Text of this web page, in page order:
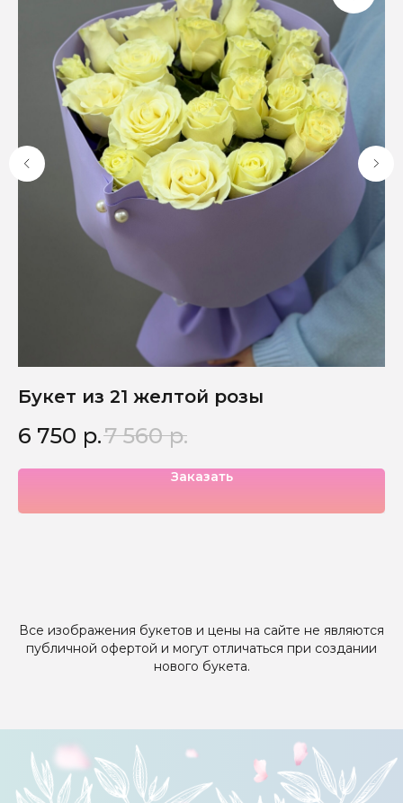
Букет из 21 желтой розы
6 750 р.7 560 р.
Заказать
Все изображения букетов и цены на сайте не являются
публичной офертой и могут отличаться при создании
нового букета.